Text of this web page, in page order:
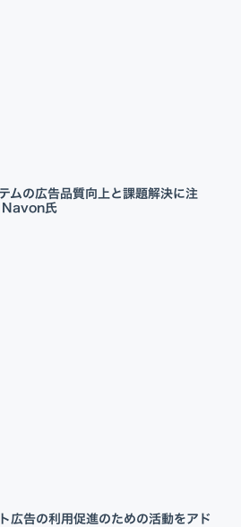
ムの広告品質向上と課題解決に注
氏
広告の利用促進のための活動をアド